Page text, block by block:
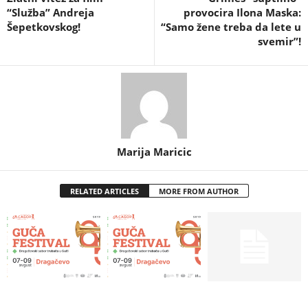
“Služba” Andreja
Šepetkovskog!
provocira Ilona Maska:
“Samo žene treba da lete u
svemir”!
Marija Maricic
RELATED ARTICLES MORE FROM AUTHOR